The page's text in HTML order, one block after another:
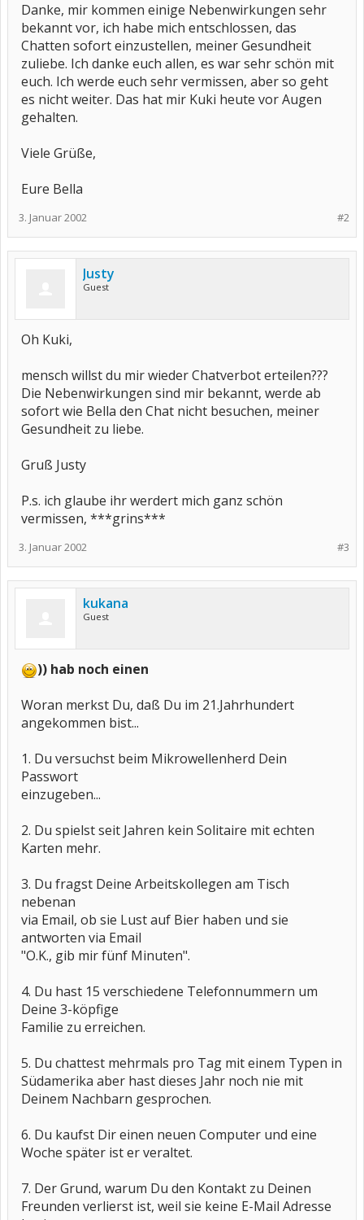
Danke, mir kommen einige Nebenwirkungen sehr
bekannt vor, ich habe mich entschlossen, das
Chatten sofort einzustellen, meiner Gesundheit
zuliebe. Ich danke euch allen, es war sehr schön mit
euch. Ich werde euch sehr vermissen, aber so geht
es nicht weiter. Das hat mir Kuki heute vor Augen
gehalten.
Viele Grüße,
Eure Bella
#2
3. Januar 2002
Justy
Guest
Oh Kuki,
mensch willst du mir wieder Chatverbot erteilen???
Die Nebenwirkungen sind mir bekannt, werde ab
sofort wie Bella den Chat nicht besuchen, meiner
Gesundheit zu liebe.
Gruß Justy
P.s. ich glaube ihr werdert mich ganz schön
vermissen, ***grins***
#3
3. Januar 2002
kukana
Guest
)) hab noch einen
Woran merkst Du, daß Du im 21.Jahrhundert
angekommen bist...
1. Du versuchst beim Mikrowellenherd Dein
Passwort
einzugeben...
2. Du spielst seit Jahren kein Solitaire mit echten
Karten mehr.
3. Du fragst Deine Arbeitskollegen am Tisch
nebenan
via Email, ob sie Lust auf Bier haben und sie
antworten via Email
"O.K., gib mir fünf Minuten".
4. Du hast 15 verschiedene Telefonnummern um
Deine 3-köpfige
Familie zu erreichen.
5. Du chattest mehrmals pro Tag mit einem Typen in
Südamerika aber hast dieses Jahr noch nie mit
Deinem Nachbarn gesprochen.
6. Du kaufst Dir einen neuen Computer und eine
Woche später ist er veraltet.
7. Der Grund, warum Du den Kontakt zu Deinen
Freunden verlierst ist, weil sie keine E-Mail Adresse